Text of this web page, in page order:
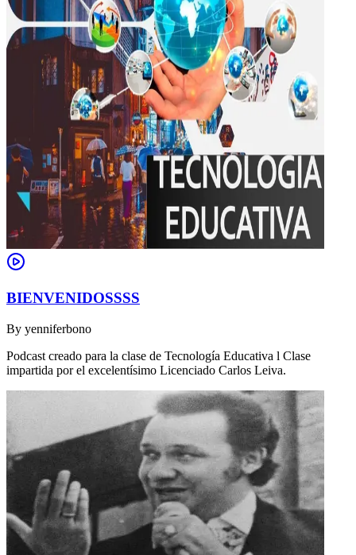
BIENVENIDOSSSS
By yenniferbono
Podcast creado para la clase de Tecnología Educativa l Clase
impartida por el excelentísimo Licenciado Carlos Leiva.